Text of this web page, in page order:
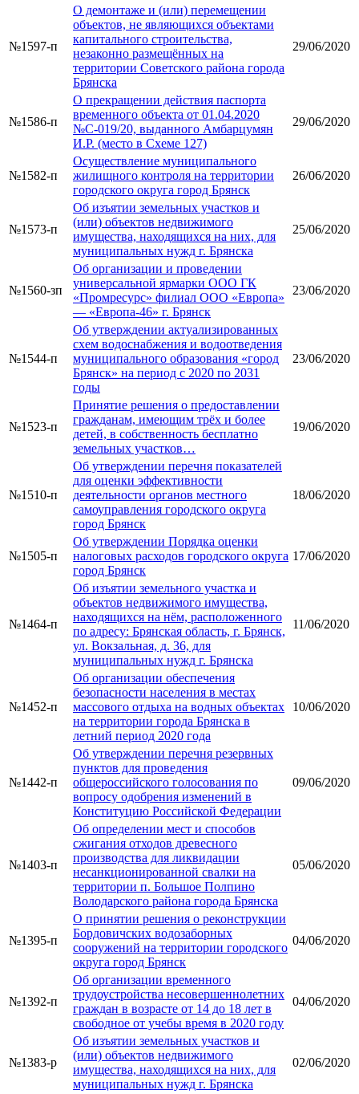
№1597-п
О демонтаже и (или) перемещении
объектов, не являющихся объектами
капитального строительства,
незаконно размещённых на
территории Советского района города
Брянска
29/06/2020
№1586-п
О прекращении действия паспорта
временного объекта от 01.04.2020
№С-019/20, выданного Амбарцумян
И.Р. (место в Схеме 127)
29/06/2020
№1582-п
Осуществление муниципального
жилищного контроля на территории
городского округа город Брянск
26/06/2020
№1573-п
Об изъятии земельных участков и
(или) объектов недвижимого
имущества, находящихся на них, для
муниципальных нужд г. Брянска
25/06/2020
№1560-зп
Об организации и проведении
универсальной ярмарки ООО ГК
«Промресурс» филиал ООО «Европа»
— «Европа-46» г. Брянск
23/06/2020
№1544-п
Об утверждении актуализированных
схем водоснабжения и водоотведения
муниципального образования «город
Брянск» на период с 2020 по 2031
годы
23/06/2020
№1523-п
Принятие решения о предоставлении
гражданам, имеющим трёх и более
детей, в собственность бесплатно
земельных участков…
19/06/2020
№1510-п
Об утверждении перечня показателей
для оценки эффективности
деятельности органов местного
самоуправления городского округа
город Брянск
18/06/2020
№1505-п
Об утверждении Порядка оценки
налоговых расходов городского округа
город Брянск
17/06/2020
№1464-п
Об изъятии земельного участка и
объектов недвижимого имущества,
находящихся на нём, расположенного
по адресу: Брянская область, г. Брянск,
ул. Вокзальная, д. 36, для
муниципальных нужд г. Брянска
11/06/2020
№1452-п
Об организации обеспечения
безопасности населения в местах
массового отдыха на водных объектах
на территории города Брянска в
летний период 2020 года
10/06/2020
№1442-п
Об утверждении перечня резервных
пунктов для проведения
общероссийского голосования по
вопросу одобрения изменений в
Конституцию Российской Федерации
09/06/2020
№1403-п
Об определении мест и способов
сжигания отходов древесного
производства для ликвидации
несанкционированной свалки на
территории п. Большое Полпино
Володарского района города Брянска
05/06/2020
№1395-п
О принятии решения о реконструкции
Бордовичских водозаборных
сооружений на территории городского
округа город Брянск
04/06/2020
№1392-п
Об организации временного
трудоустройства несовершеннолетних
граждан в возрасте от 14 до 18 лет в
свободное от учебы время в 2020 году
04/06/2020
№1383-р
Об изъятии земельных участков и
(или) объектов недвижимого
имущества, находящихся на них, для
муниципальных нужд г. Брянска
02/06/2020